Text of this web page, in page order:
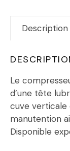
Description
Le
d’une tête
cuve verticale
manutention
Disponible